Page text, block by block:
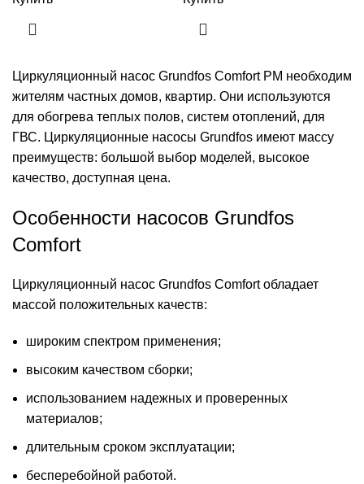
Циркуляционный насос Grundfos Comfort PM необходим
жителям частных домов, квартир. Они используются
для обогрева теплых полов, систем отоплений, для
ГВС. Циркуляционные насосы Grundfos имеют массу
преимуществ: большой выбор моделей, высокое
качество, доступная цена.
Особенности насосов Grundfos
Comfort
Циркуляционный насос Grundfos Comfort обладает
массой положительных качеств:
широким спектром применения;
высоким качеством сборки;
использованием надежных и проверенных
материалов;
длительным сроком эксплуатации;
бесперебойной работой.